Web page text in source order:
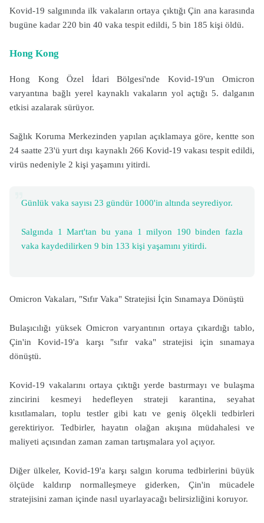
Kovid-19 salgınında ilk vakaların ortaya çıktığı Çin ana karasında
bugüne kadar 220 bin 40 vaka tespit edildi, 5 bin 185 kişi öldü.
Hong Kong
Hong Kong Özel İdari Bölgesi'nde Kovid-19'un Omicron
varyantına bağlı yerel kaynaklı vakaların yol açtığı 5. dalganın
etkisi azalarak sürüyor.
Sağlık Koruma Merkezinden yapılan açıklamaya göre, kentte son
24 saatte 23'ü yurt dışı kaynaklı 266 Kovid-19 vakası tespit edildi,
virüs nedeniyle 2 kişi yaşamını yitirdi.
Günlük vaka sayısı 23 gündür 1000'in altında seyrediyor.
Salgında 1 Mart'tan bu yana 1 milyon 190 binden fazla
vaka kaydedilirken 9 bin 133 kişi yaşamını yitirdi.
Omicron Vakaları, "Sıfır Vaka" Stratejisi İçin Sınamaya Dönüştü
Bulaşıcılığı yüksek Omicron varyantının ortaya çıkardığı tablo,
Çin'in Kovid-19'a karşı "sıfır vaka" stratejisi için sınamaya
dönüştü.
Kovid-19 vakalarını ortaya çıktığı yerde bastırmayı ve bulaşma
zincirini kesmeyi hedefleyen strateji karantina, seyahat
kısıtlamaları, toplu testler gibi katı ve geniş ölçekli tedbirleri
gerektiriyor. Tedbirler, hayatın olağan akışına müdahalesi ve
maliyeti açısından zaman zaman tartışmalara yol açıyor.
Diğer ülkeler, Kovid-19'a karşı salgın koruma tedbirlerini büyük
ölçüde kaldırıp normalleşmeye giderken, Çin'in mücadele
stratejisini zaman içinde nasıl uyarlayacağı belirsizliğini koruyor.